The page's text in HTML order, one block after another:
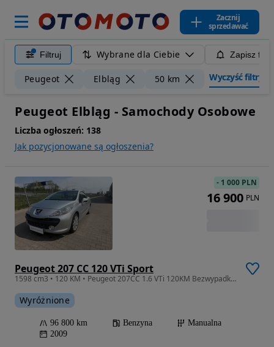
Zacznij
sprzedawać
Filtruj Wybrane dla Ciebie Zapisz
Peugeot Elbląg 50 km Wyczyść filtry
Peugeot Elbląg - Samochody Osobowe
Liczba ogłoszeń: 138
Jak pozycjonowane są ogłoszenia?
Peugeot 207 CC 120 VTi Sport
1598 cm3 • 120 KM • Peugeot 207CC 1.6 VTi 120KM Bezwypadkowy GWARANCJA Pierwszy właściciel
Wyróżnione
96 800 km Benzyna
Manualna
2009
- 1 000 PLN
16 900 PLN